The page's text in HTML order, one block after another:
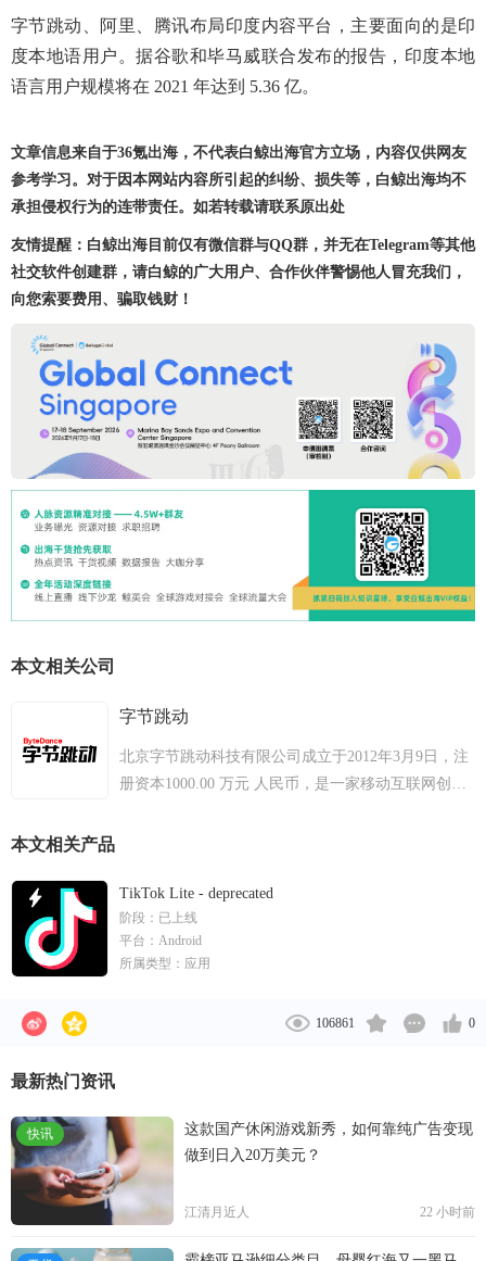
字节跳动、阿里、腾讯布局印度内容平台，主要面向的是印
度本地语用户。据谷歌和毕马威联合发布的报告，印度本地
语言用户规模将在 2021 年达到 5.36 亿。
文章信息来自于36氪出海，不代表白鲸出海官方立场，内容仅供网友
参考学习。对于因本网站内容所引起的纠纷、损失等，白鲸出海均不
承担侵权行为的连带责任。如若转载请联系原出处
友情提醒：白鲸出海目前仅有微信群与QQ群，并无在Telegram等其他
社交软件创建群，请白鲸的广大用户、合作伙伴警惕他人冒充我们，
向您索要费用、骗取钱财！
本文相关公司
字节跳动
北京字节跳动科技有限公司成立于2012年3月9日，注
册资本1000.00 万元 人民币，是一家移动互联网创业
包含了新闻动态，图片，以及各类短文。
本文相关产品
TikTok Lite - deprecated
阶段： 已上线
平台： Android
所属类型： 应用
106861 0
最新热门资讯
快讯
这款国产休闲游戏新秀，如何靠纯广告变现
做到日入20万美元？
江清月近人 22 小时前